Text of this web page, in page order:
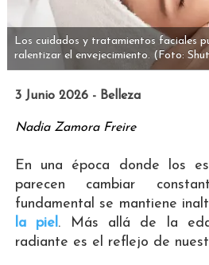
Los cuidados y tratamientos faciales
ralentizar el envejecimiento. (Foto:
3 Junio 2026 - Belleza
Nadia Zamora Freire
En una época donde los
parecen cambiar
fundamental se mantiene
la piel . Más allá de la
radiante es el reflejo de